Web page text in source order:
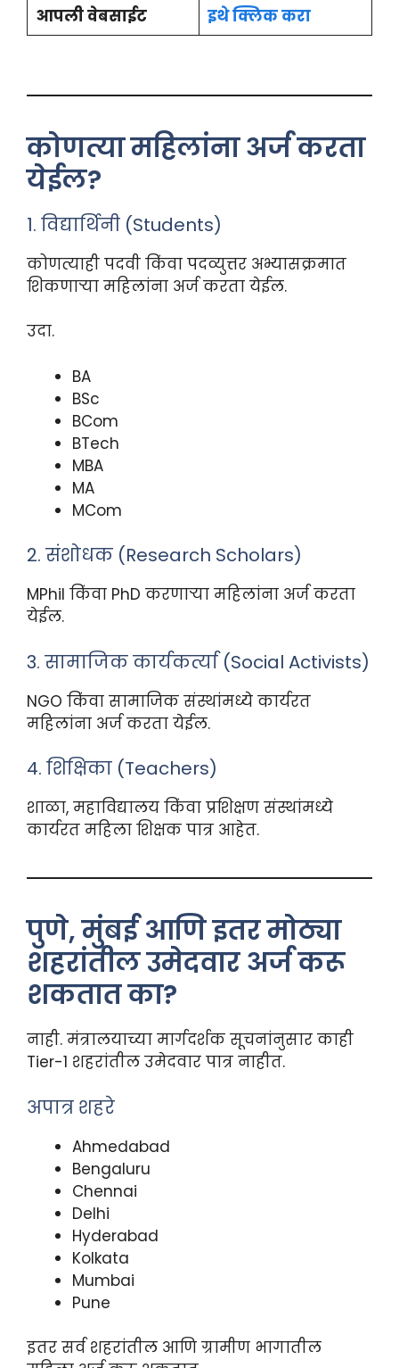
आपली वेबसाईट इथे क्लिक करा
कोणत्या महिलांना अर्ज करता
येईल?
1. विद्यार्थिनी (Students)
कोणत्याही पदवी किंवा पदव्युत्तर अभ्यासक्रमात
शिकणाऱ्या महिलांना अर्ज करता येईल.
उदा.
BA
BSc
BCom
BTech
MBA
MA
MCom
2. संशोधक (Research Scholars)
MPhil किंवा PhD करणाऱ्या महिलांना अर्ज करता
येईल.
3. सामाजिक कार्यकर्त्या (Social Activists)
NGO किंवा सामाजिक संस्थांमध्ये कार्यरत
महिलांना अर्ज करता येईल.
4. शिक्षिका (Teachers)
शाळा, महाविद्यालय किंवा प्रशिक्षण संस्थांमध्ये
कार्यरत महिला शिक्षक पात्र आहेत.
पुणे, मुंबई आणि इतर मोठ्या
शहरांतील उमेदवार अर्ज करू
शकतात का?
नाही. मंत्रालयाच्या मार्गदर्शक सूचनांनुसार काही
Tier-1 शहरांतील उमेदवार पात्र नाहीत.
अपात्र शहरे
Ahmedabad
Bengaluru
Chennai
Delhi
Hyderabad
Kolkata
Mumbai
Pune
इतर सर्व शहरांतील आणि ग्रामीण भागातील